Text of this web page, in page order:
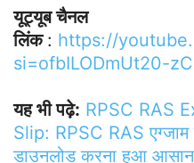
यूट्यूब चैनल
लिंक : https://
si=ofbILODmUt20-
यह भी पढ़े: RPSC RAS
Slip: RPSC RAS एग्जाम
डाउनलोड करना हुआ